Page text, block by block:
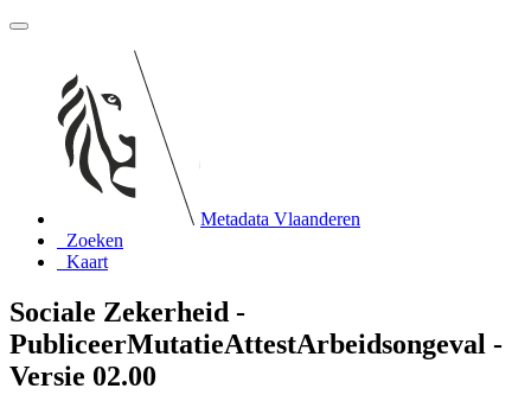
Metadata Vlaanderen
Zoeken
Kaart
Sociale Zekerheid -
PubliceerMutatieAttestArbeidsongeval -
Versie 02.00